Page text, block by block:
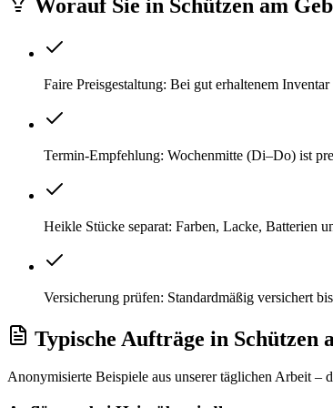
Worauf Sie in Schützen am
Faire Preisgestaltung: Bei gut erhaltenem
Termin-Empfehlung: Wochenmitte (Di–Do) ist
Heikle Stücke separat: Farben, Lacke, Batterien
Versicherung prüfen: Standardmäßig versichert
Typische Aufträge in Schützen
Anonymisierte Beispiele aus unserer täglichen Arbeit –